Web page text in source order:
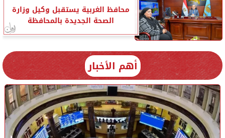
محافظ الغربية يستقبل وكيل وزارة
الصحة الجديدة بالمحافظة
أهم الأخبار